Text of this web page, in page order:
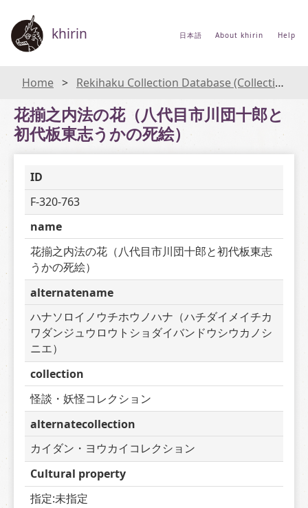
khirin 日本語 About khirin Help
Home Rekihaku Collection Database (Collections Database of the National Museum of Japanese History)
花揃之内法の花（八代目市川団十郎と
初代板東志うかの死絵）
ID
F-320-763
name
花揃之内法の花（八代目市川団十郎と初代板東志
うかの死絵）
alternatename
ハナソロイノウチホウノハナ（ハチダイメイチカ
ワダンジュウロウトショダイバンドウシウカノシ
ニエ）
collection
怪談・妖怪コレクション
alternatecollection
カイダン・ヨウカイコレクション
Cultural property
指定:未指定